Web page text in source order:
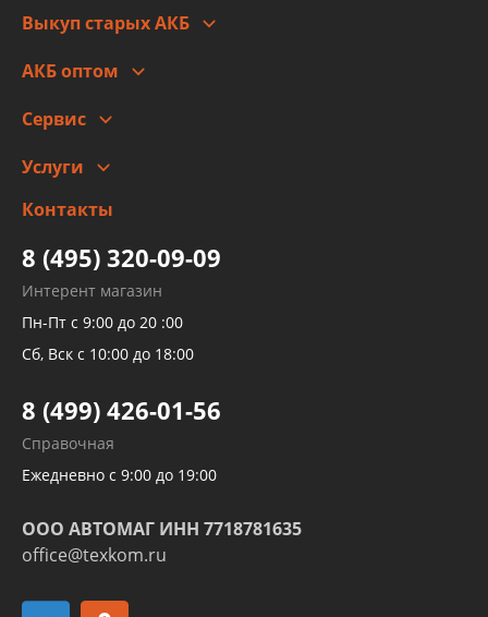
Оплата
Гарантии и возврат
Выкуп старых АКБ
АКБ оптом
Сервис
Заправка кондиционера авто
Детейлинг
Услуги
высокого давления
Тормозных трубок
Рукавов гидроусилителей
Рукавов компрессоров и турбин
Трубок кондиционеров
Развертка пайка медных стальных
алюминиевых трубок и штуцеров
Контакты
8 (495) 320-09-09
Интерент магазин
Пн-Пт с 9:00 до 20 :00
Сб, Вск с 10:00 до 18:00
8 (499) 426-01-56
Справочная
Ежедневно с 9:00 до 19:00
ООО АВТОМАГ ИНН 7718781635
office@texkom.ru